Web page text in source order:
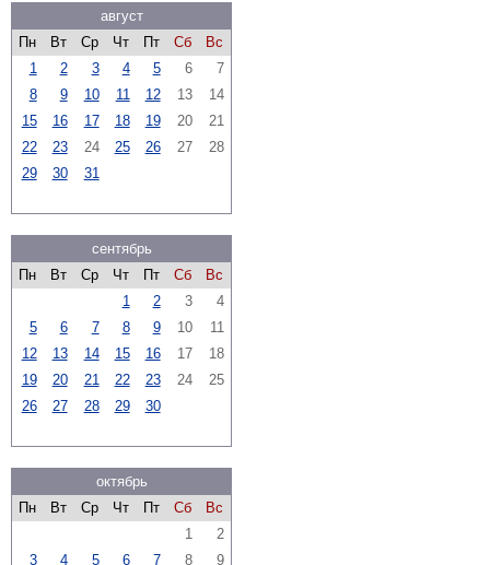
август
Пн
Вт Ср Чт Пт Сб
Вс
1
2 3 4 5 6
7
8
9 10 11 12 13
14
15
16 17 18 19 20
21
22
23 24 25 26 27
28
29
30 31
сентябрь
Пн
Вт Ср Чт Пт Сб
Вс
1
2 3
4
5
6 7 8 9 10
11
12
13 14 15 16 17
18
19
20 21 22 23 24
25
26
27 28 29 30
октябрь
Пн
Вт Ср Чт Пт Сб
Вс
1
2
3
4 5 6 7 8
9